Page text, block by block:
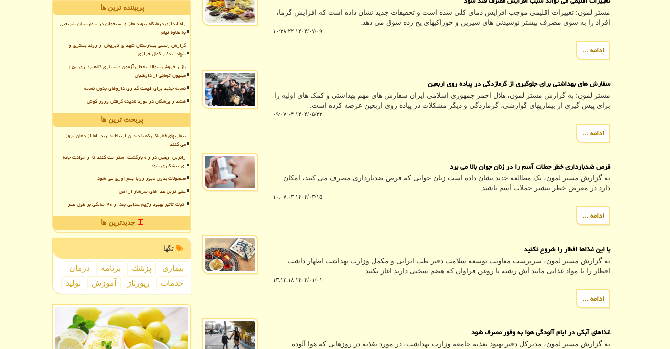
مستر لمون: تغییرات اقلیمی موجب افزایش دمای کلی شده است و تحقیقات جدید نشان داده است که افزایش گرما،
افراد را به سوی مصرف بیشتر نوشیدنی های شیرین و خوراکیهای یخ زده سوق می دهد.
۱۴۰۴/۰۷/۰۹ ۱۰:۲۸:۲۲
ادامه ...
سفارش های بهداشتی برای جلوگیری از گرمازدگی در پیاده روی اربعین
مستر لمون: به گزارش مستر لمون، هلال احمر جمهوری اسلامی ایران سفارش های مهم بهداشتی و کمک های اولیه را
برای پیش گیری از بیماریهای گوارشی، گرمازدگی و دیگر مشکلات در پیاده روی اربعین عرضه کرده است.
۱۴۰۴/۰۵/۲۲ ۰۹:۰۷:۰۴
ادامه ...
قرص ضدبارداری خطر حملات آسم را در زنان جوان بالا می برد
به گزارش مستر لمون، یک مطالعه جدید نشان داده است زنان جوانی که قرص ضدبارداری مصرف می کنند، امکان
دارد در معرض خطر بیشتر حملات آسم باشند.
۱۴۰۴/۰۳/۱۵ ۱۰:۰۷:۰۳
ادامه ...
با این غذاها افطار را شروع نکنید
به گزارش مستر لمون، سرپرست معاونت توسعه سلامت دفتر طب ایرانی و مکمل وزارت بهداشت اظهار داشت:
افطار را با مواد غذایی مانند آش رشته با روغن فراوان که هضم سختی دارند اغاز نکنید.
۱۴۰۴/۰۱/۰۱ ۱۳:۱۲:۱۸
ادامه ...
غذاهای آبکی در ایام آلودگی هوا به وفور مصرف شود
به گزارش مستر لمون، مدیرکل دفتر بهبود تغذیه جامعه وزارت بهداشت، در مورد تغذیه در روزهایی که هوا آلوده
پربیننده ترین ها
راه اندازی درمانگاه پیوند مغز و استخوان در بیمارستان شریعتی
به علاوه فیلم
گزارش رسمی بیمارستان شهدای تجریش از روند بستری و
شهادت دکتر کمال خرازی
بازار فروش سوالات جعلی آزمون دستیاری کلاهبرداری ۲۵۰
میلیون تومانی از داوطلبان
نسخه جدید برای قیمت گذاری داروهای بدون نسخه
هشدار پزشکان در مورد نادیده گرفتن وزوز گوش
پربحث ترین ها
بیماریهای خطرناکی که با دندان ارتباط ندارند، اما از دهان بروز
می کنند
زائرین اربعین در راه بازگشت استراحت کنند تا از حوادث جاده
ای پیشگیری شود
محصولات بدون مجوز روجا جمع آوری می شود
غنی ترین غذا های سرشار از آهن
اثبات تأثیر بهبود رژیم غذایی بعد از ۴۰ سالگی بر طول عمر
جدیدترین ها
تگها
بیماری پزشك برنامه
درمان
خدمات
رپورتاژ آموزش تولید